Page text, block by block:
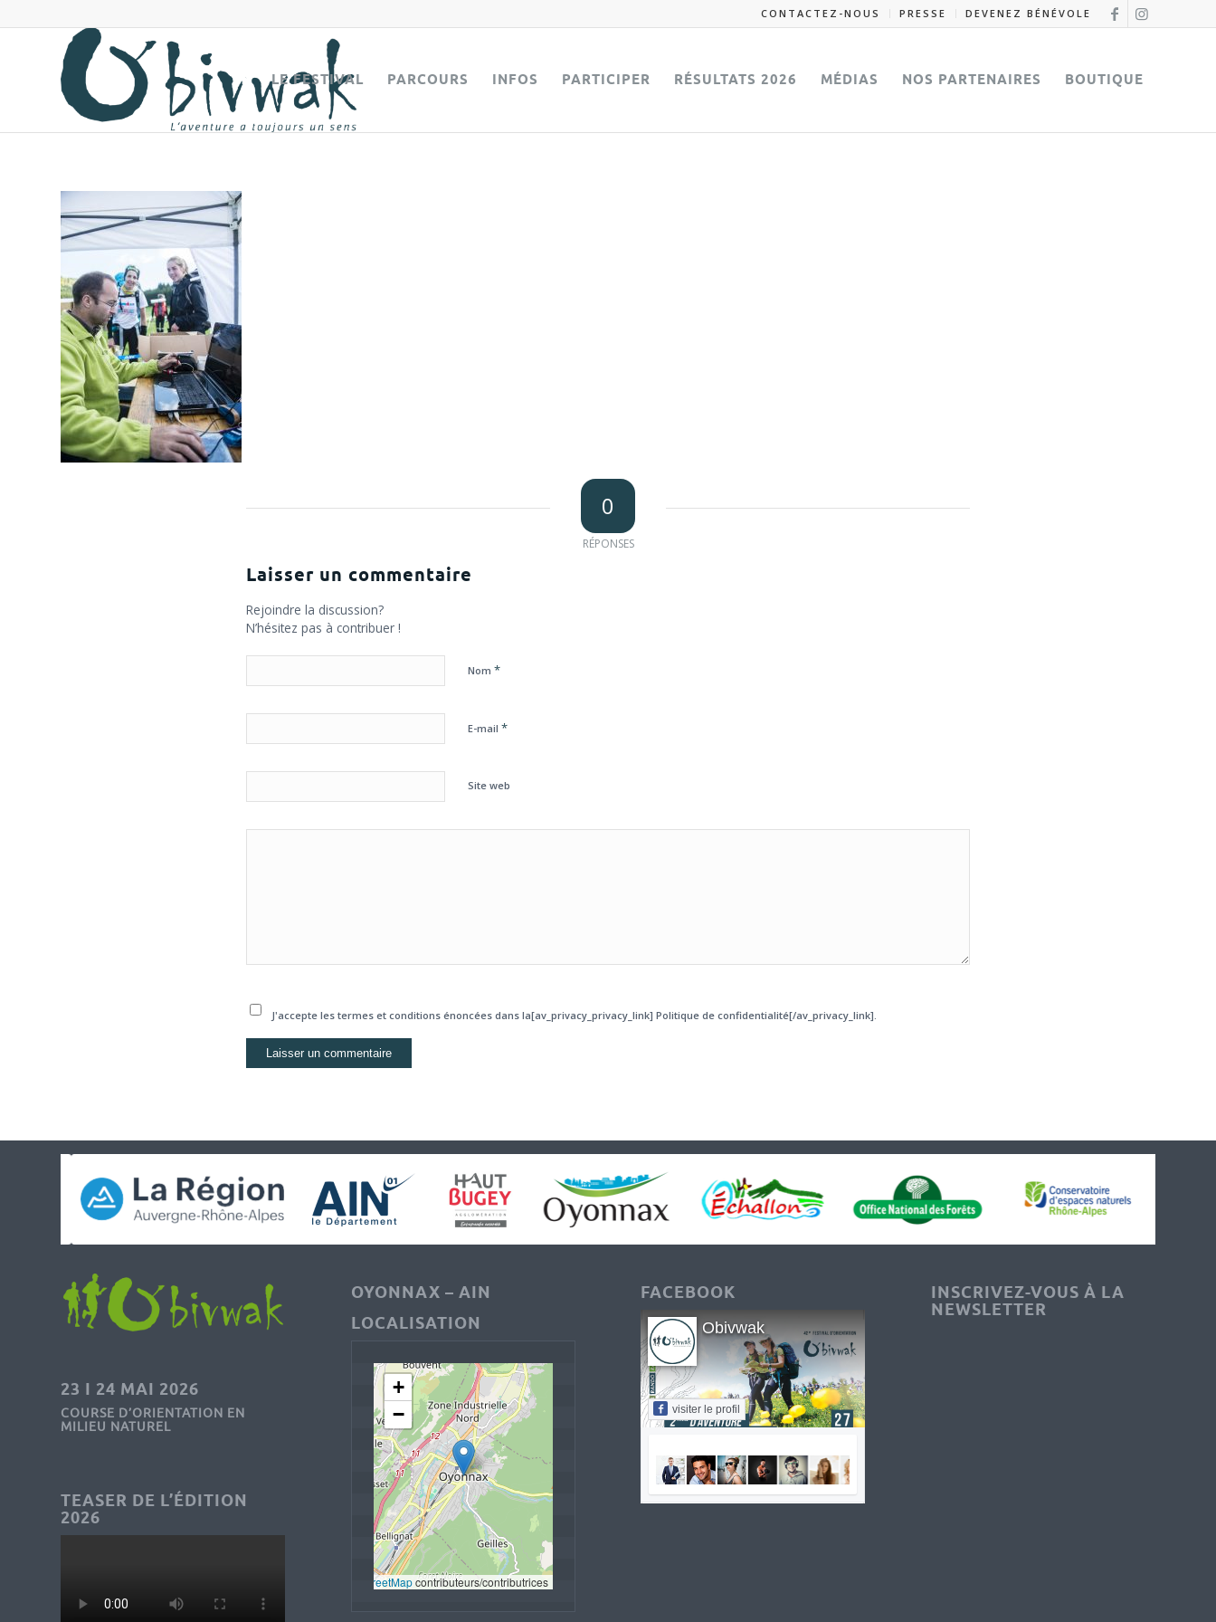
CONTACTEZ-NOUS PRESSE DEVENEZ BÉNÉVOLE
LE FESTIVAL PARCOURS INFOS PARTICIPER RÉSULTATS 2026 MÉDIAS NOS PARTENAIRES BOUTIQUE
0
RÉPONSES
Laisser un commentaire
Rejoindre la discussion?
N’hésitez pas à contribuer !
Nom *
E-mail *
Site web
J'accepte les termes et conditions énoncées dans la[av_privacy_privacy_link] Politique de confidentialité[/av_privacy_link].
23 I 24 MAI 2026
COURSE D’ORIENTATION EN
MILIEU NATUREL
TEASER DE L’ÉDITION
2026
OYONNAX – AIN
LOCALISATION
+
−
OpenStreetMap contributeurs/contributrices
FACEBOOK
Obivwak
visiter le profil
INSCRIVEZ-VOUS À LA
NEWSLETTER